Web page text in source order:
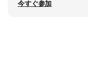
今すぐ参加